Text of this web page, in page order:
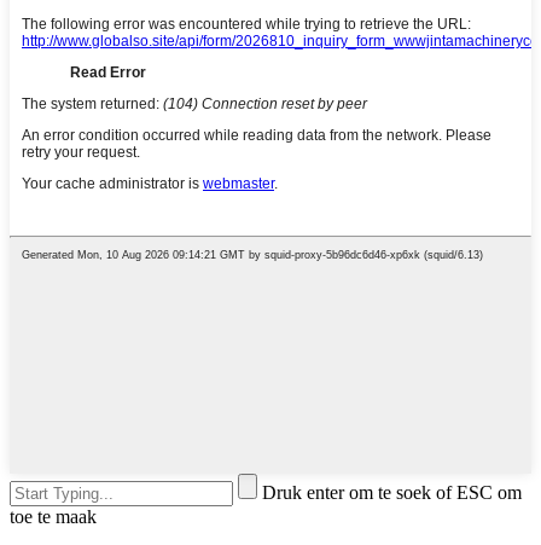
Druk enter om te soek of ESC om
toe te maak